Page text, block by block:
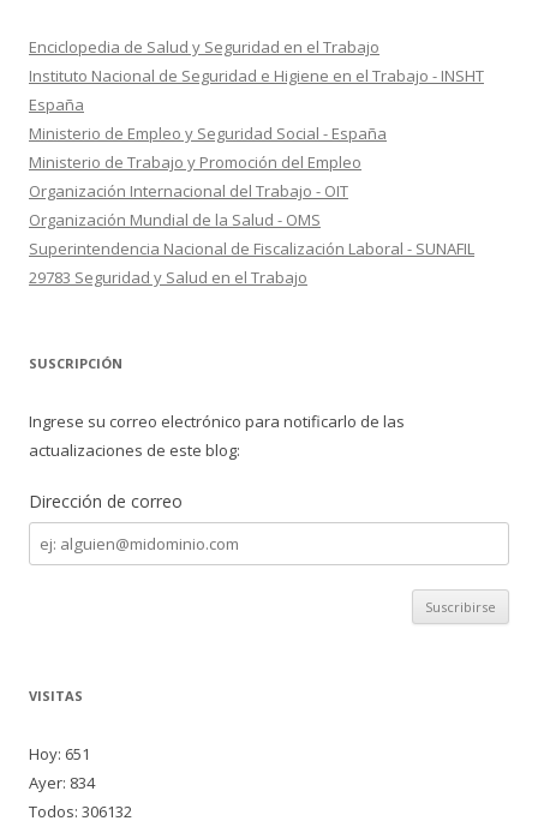
Enciclopedia de Salud y Seguridad en el Trabajo
Instituto Nacional de Seguridad e Higiene en el Trabajo - INSHT
España
Ministerio de Empleo y Seguridad Social - España
Ministerio de Trabajo y Promoción del Empleo
Organización Internacional del Trabajo - OIT
Organización Mundial de la Salud - OMS
Superintendencia Nacional de Fiscalización Laboral - SUNAFIL
29783 Seguridad y Salud en el Trabajo
SUSCRIPCIÓN
Ingrese su correo electrónico para notificarlo de las
actualizaciones de este blog:
Dirección de correo
Dirección
de
correo
VISITAS
Hoy: 651
Ayer: 834
Todos: 306132